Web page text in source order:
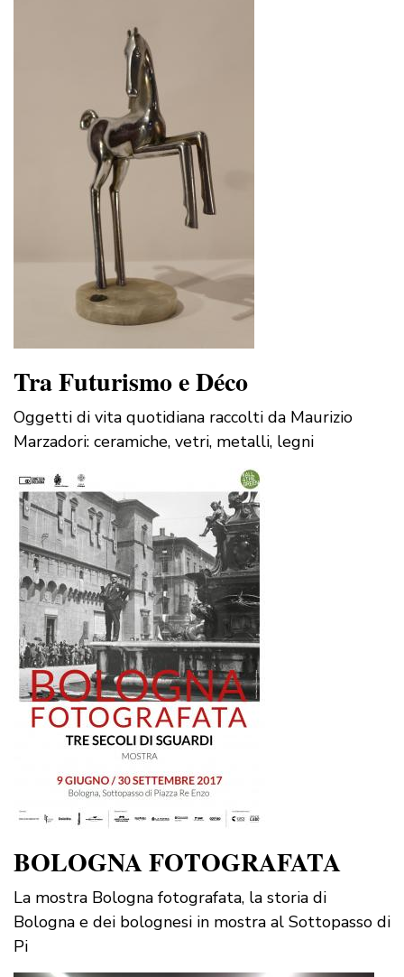
Tra Futurismo e Déco
Oggetti di vita quotidiana raccolti da Maurizio
Marzadori: ceramiche, vetri, metalli, legni
BOLOGNA FOTOGRAFATA
La mostra Bologna fotografata, la storia di
Bologna e dei bolognesi in mostra al Sottopasso di
Pi